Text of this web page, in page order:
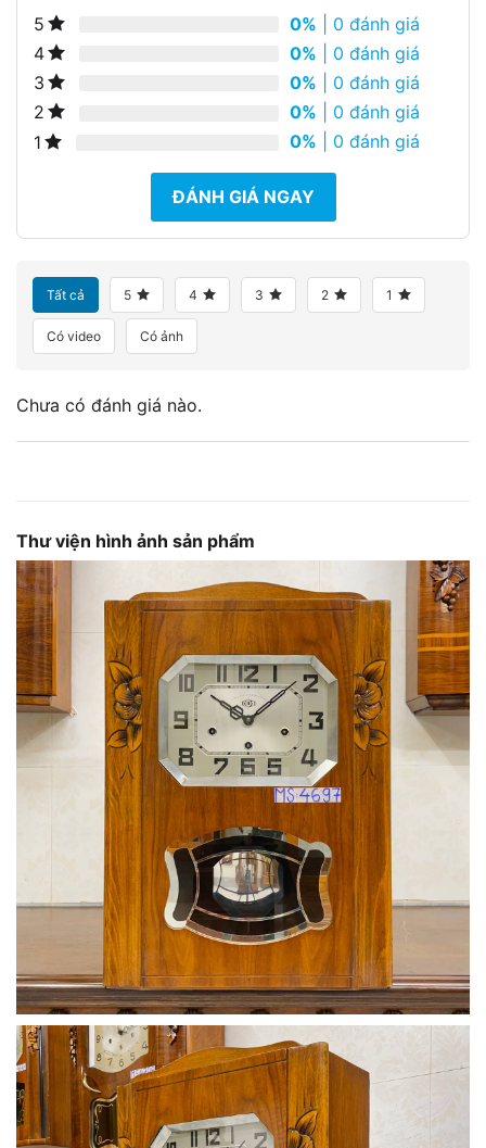
5 0% | 0 đánh giá
4
0% | 0 đánh giá
3
0% | 0 đánh giá
2
0% | 0 đánh giá
1
0% | 0 đánh giá
ĐÁNH GIÁ NGAY
Tất cả 5 4 3 2 1
Có video Có ảnh
Chưa có đánh giá nào.
Thư viện hình ảnh sản phẩm